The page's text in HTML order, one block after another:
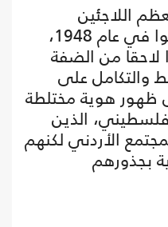
اللاجئين
الفلسطينيين الذين وصلوا في عام 1948،
لاحقا من الضفة
والتكامل على
ظهور هوية مختلطة
الذين
الأردني لكنهم
بجذورهم